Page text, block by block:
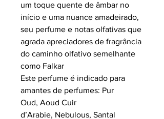
um toque quente de âmbar no
início e uma nuance amadeirado,
seu perfume e notas olfativas que
agrada apreciadores de fragrância
do caminho olfativo semelhante
como Falkar
Este perfume é indicado para
amantes de perfumes: Pur
Oud, Aoud Cuir
d’Arabie, Nebulous, Santal